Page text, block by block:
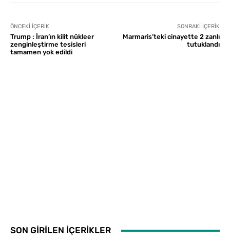
ÖNCEKI İÇERIK
Trump : İran’ın kilit nükleer
zenginleştirme tesisleri
tamamen yok edildi
SONRAKI İÇERIK
Marmaris’teki cinayette 2 zanlı
tutuklandı
SON GİRİLEN İÇERİKLER